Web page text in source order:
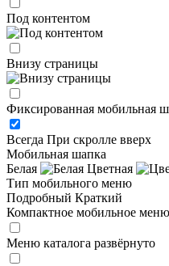
Под контентом
Внизу страницы
Фиксированная мобильная
Всегда При скролле вверх
Мобильная шапка
Белая
Цветная
Тип мобильного меню
Подробный Краткий
Компактное мобильное меню
Меню каталога развёрнуто